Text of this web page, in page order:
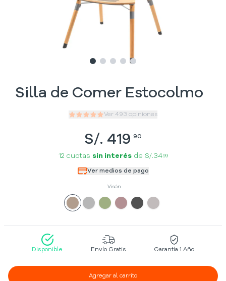
Slide1
Slide2
Slide3
SlideSlide
Silla de Comer Estocolmo
Ver 493 opiniones
S/. 419 90
12 cuotas sin interésde S/.3499
Ver medios de pago
Visón
Disponible Envío Gratis Garantía 1 Año
Agregar al carrito